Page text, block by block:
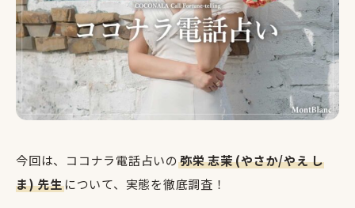
今回は、ココナラ電話占いの弥栄 志茉 (やさか/やえ し
ま) 先生について、実態を徹底調査！